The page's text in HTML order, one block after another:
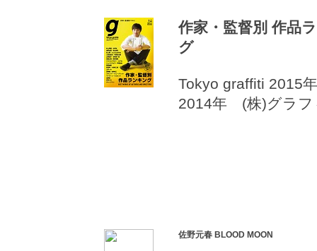
作家・監督別 作品
グ
Tokyo graffiti 2015
2014年 (株)グラフ
佐野元春 BLOOD MOON